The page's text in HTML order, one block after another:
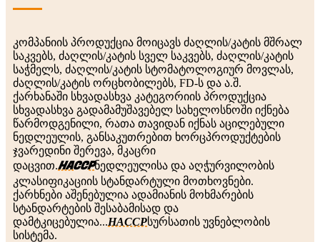
კომპანიის პროდუქცია მოიცავს ძაღლის/კატის მშრალ
საკვებს, ძაღლის/კატის სველ საკვებს, ძაღლის/კატის
საჭმელს, ძაღლის/კატის სტომატოლოგიურ მოვლას,
ძაღლის/კატის ორცხობილებს, FD-ს და ა.შ.
ქარხანაში სხვადასხვა კატეგორიის პროდუქცია
სხვადასხვა გადამამუშავებელ სახელოსნოში იქნება
წარმოდგენილი, რათა თავიდან იქნას აცილებული
ნედლეულის, განსაკუთრებით ხორცპროდუქტების
ჯვარედინი შერევა, მკაცრი
დაცვით.HACCPნედლეულისა და აღჭურვილობის
კლასიფიკაციის სტანდარტული მოთხოვნები.
ქარხნები აშენებულია ადამიანის მოხმარების
სტანდარტების შესაბამისად და
დამტკიცებულია...HACCPსურსათის უვნებლობის
სისტემა.